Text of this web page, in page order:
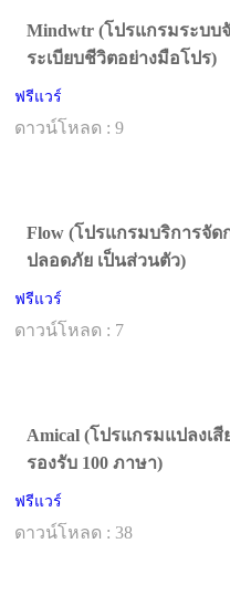
Mindwtr (โปรแกรมระบบ
ระเบียบชีวิตอย่างมือโปร)
ฟรีแวร์
ดาวน์โหลด : 9
Flow (โปรแกรมบริการจัด
ปลอดภัย เป็นส่วนตัว)
ฟรีแวร์
ดาวน์โหลด : 7
Amical (โปรแกรมแปลงเ
รองรับ 100 ภาษา)
ฟรีแวร์
ดาวน์โหลด : 38